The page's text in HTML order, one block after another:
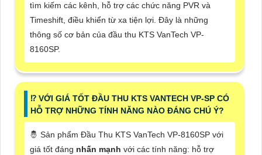
tìm kiếm các kênh, hỗ trợ các chức năng PVR và
Timeshift, điều khiển từ xa tiện lợi. Đây là những
thông số cơ bản của đầu thu KTS VanTech VP-
8160SP.
⁉️ VỚI GIÁ TỐT ĐẦU THU KTS VANTECH VP-SP CÓ
HỖ TRỢ NHỮNG TÍNH NĂNG NÀO ĐÁNG CHÚ Ý?
🤴 Sản phẩm Đầu Thu KTS VanTech VP-8160SP với
giá tốt đáng nhấn mạnh với các tính năng: hỗ trợ